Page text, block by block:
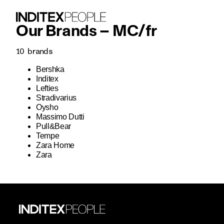
Our Brands – MC/fr
10 brands
Bershka
Inditex
Lefties
Stradivarius
Oysho
Massimo Dutti
Pull&Bear
Tempe
Zara Home
Zara